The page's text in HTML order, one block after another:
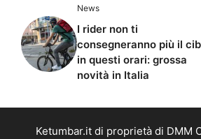
News
I rider non ti
consegneranno più il
in questi orari: grossa
novità in Italia
Ketumbar.it di proprietà di DMM